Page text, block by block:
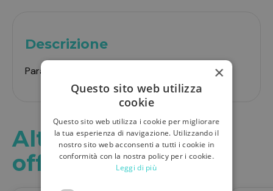
Descrizione
Parafarmaco uso umano
Altri prodotti in
offerta
×
Questo sito web utilizza
cookie
Questo sito web utilizza i cookie per migliorare
la tua esperienza di navigazione. Utilizzando il
nostro sito web acconsenti a tutti i cookie in
conformità con la nostra policy per i cookie.
Leggi di più